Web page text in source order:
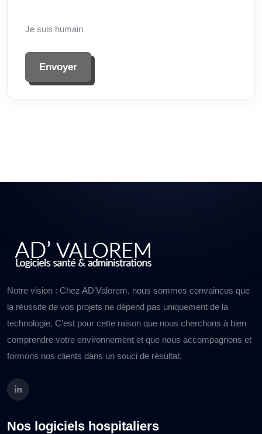
Je suis humain
Envoyer
Notre vision : Chez AD’Valorem, nous sommes convaincus que
la réussite de vos projets ne dépend pas uniquement de la
technologie. C’est pour cette raison que nous cherchons à bien
comprendre votre environnement et que nous accompagnons et
formons nos clients dans un souci de résultat.
Nos logiciels hospitaliers